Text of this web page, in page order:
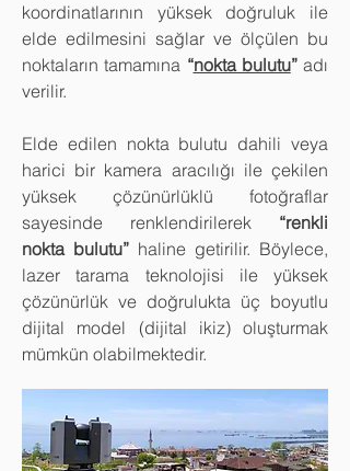
koordinatlarının yüksek doğruluk ile
elde edilmesini sağlar ve ölçülen bu
noktaların tamamına “nokta bulutu”adı
verilir.
Elde edilen nokta bulutu dahili veya
harici bir kamera aracılığı ile çekilen
yüksek çözünürlüklü fotoğraflar
sayesinde renklendirilerek “renkli
nokta bulutu” haline getirilir. Böylece,
lazer tarama teknolojisi ile yüksek
çözünürlük ve doğrulukta üç boyutlu
dijital model (dijital ikiz) oluşturmak
mümkün olabilmektedir.